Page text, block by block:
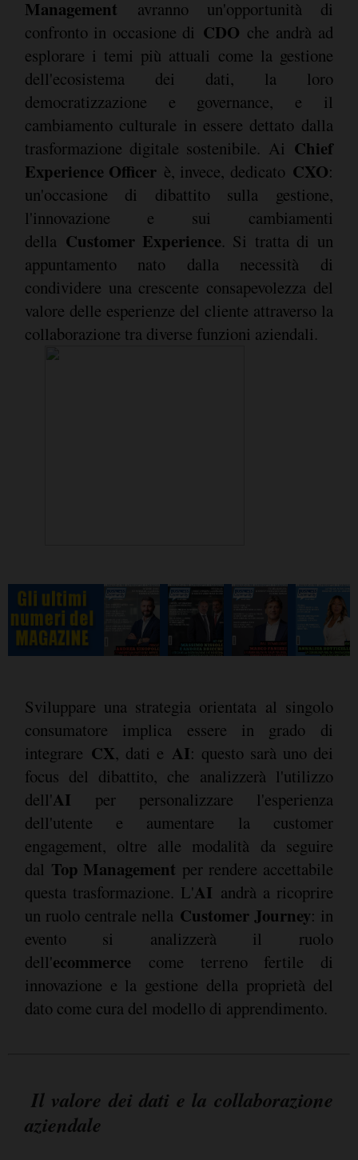
Management avranno un'opportunità di
confronto in occasione di CDO che andrà ad
esplorare i temi più attuali come la gestione
dell'ecosistema dei dati, la loro
democratizzazione e governance, e il
cambiamento culturale in essere dettato dalla
trasformazione digitale sostenibile. Ai Chief
Experience Officerè, invece, dedicato CXO:
un'occasione di dibattito sulla gestione,
l'innovazione e sui cambiamenti
della Customer Experience. Si tratta di un
appuntamento nato dalla necessità di
condividere una crescente consapevolezza del
valore delle esperienze del cliente attraverso la
collaborazione tra diverse funzioni aziendali.
Sviluppare una strategia orientata al singolo
consumatore implica essere in grado di
integrare CX, dati e AI: questo sarà uno dei
focus del dibattito, che analizzerà l'utilizzo
dell'AI per personalizzare l'esperienza
dell'utente e aumentare la customer
engagement, oltre alle modalità da seguire
dal Top Management per rendere accettabile
questa trasformazione. L'AI andrà a ricoprire
un ruolo centrale nella Customer Journey: in
evento si analizzerà il ruolo
dell'ecommerce come terreno fertile di
innovazione e la gestione della proprietà del
dato come cura del modello di apprendimento.
Il valore dei dati e la collaborazione
aziendale